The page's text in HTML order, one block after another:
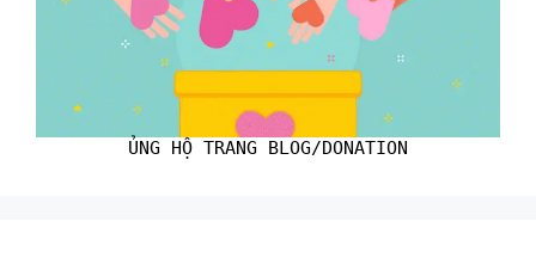
ỦNG HỘ TRANG BLOG/DONATION